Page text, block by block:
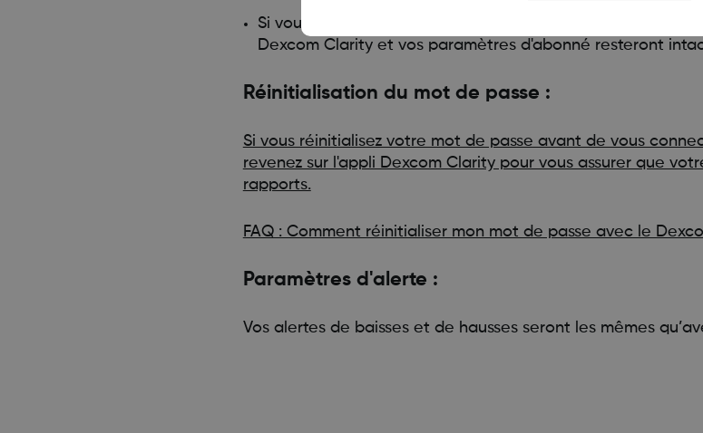
Si vous utilisez les mêmes identifiants de connexion, la
Dexcom Clarity et vos paramètres d'abonné resteront
Réinitialisation du mot de passe :
Si vous réinitialisez votre mot de passe avant de vous
revenez sur l'appli Dexcom Clarity pour vous assurer que
rapports.
FAQ : Comment réinitialiser mon mot de passe avec le
Paramètres d'alerte :
Vos alertes de baisses et de hausses seront les mêmes